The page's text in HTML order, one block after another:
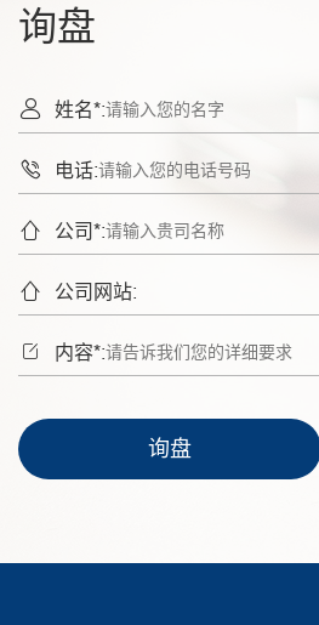
询盘
 姓名*:
 电话:
 公司*:
 公司网站:
 内容*:
询盘